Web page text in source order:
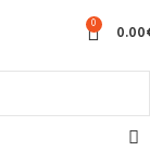
0 0.00